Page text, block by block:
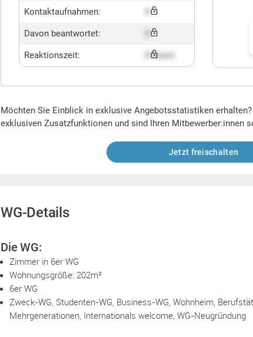
Kontaktaufnahmen:
Davon beantwortet:
Reaktionszeit: X hours
Möchten Sie Einblick in exklusive Angebotsstatistiken
exklusiven Zusatzfunktionen und sind Ihren Mitbewerber:innen
Jetzt freischalten
WG-Details
Die WG:
Zimmer in 6er WG
Wohnungsgröße: 202m²
6er WG
Zweck-WG, Studenten-WG, Business-WG, Wohnheim,
Mehrgenerationen, Internationals welcome, WG-Neugründung